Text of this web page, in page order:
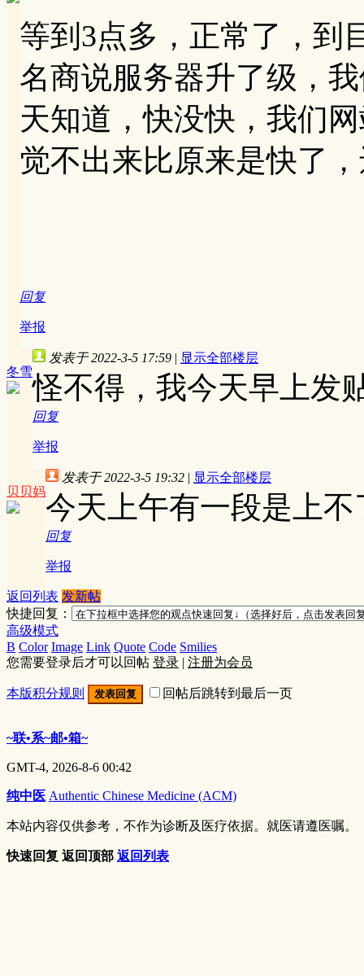
等到3点多，正常了，到
名商说服务器升了级，
天知道，快没快，我们
觉不出来比原来是快了
回复
举报
冬雪
发表于 2022-3-5 17:59 | 显示全部楼层
怪不得，我今天早上发
回复
举报
贝贝妈
发表于 2022-3-5 19:32 | 显示全部楼层
今天上午有一段是上不
回复
举报
返回列表 发新帖
快捷回复：
高级模式
B Color Image Link Quote Code Smilies
您需要登录后才可以回帖 登录 | 注册为会员
本版积分规则 发表回复 回帖后跳转到最后一页
~联•系~邮•箱~
GMT-4, 2026-8-6 00:42
纯中医 Authentic Chinese Medicine (ACM)
本站内容仅供参考，不作为诊断及医疗依据。就医请遵医嘱。
快速回复 返回顶部 返回列表